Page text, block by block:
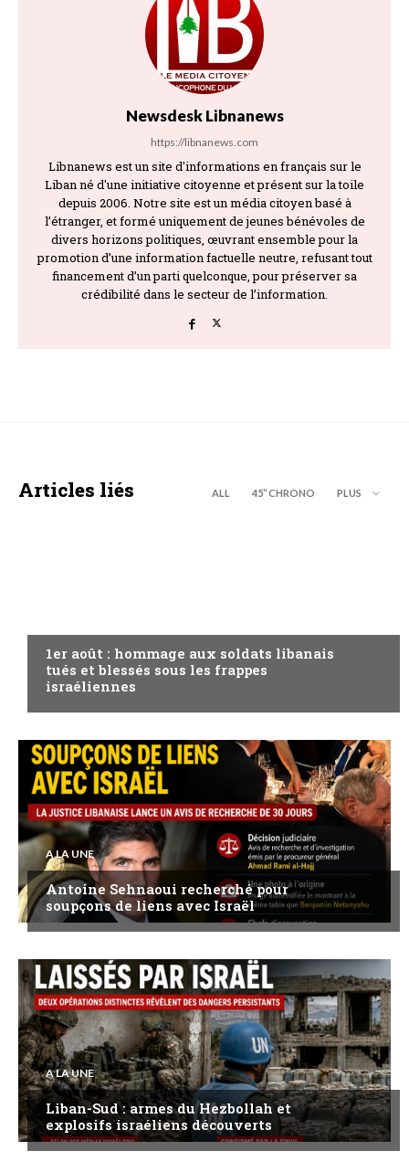
Newsdesk Libnanews
https://libnanews.com
Libnanews est un site d'informations en français sur le
Liban né d'une initiative citoyenne et présent sur la toile
depuis 2006. Notre site est un média citoyen basé à
l’étranger, et formé uniquement de jeunes bénévoles de
divers horizons politiques, œuvrant ensemble pour la
promotion d’une information factuelle neutre, refusant tout
financement d’un parti quelconque, pour préserver sa
crédibilité dans le secteur de l’information.
Articles liés ALL 45’’ CHRONO PLUS
1er août : hommage aux soldats libanais
tués et blessés sous les frappes
israéliennes
A LA UNE
Antoine Sehnaoui recherché pour
soupçons de liens avec Israël
A LA UNE
Liban-Sud : armes du Hezbollah et
explosifs israéliens découverts